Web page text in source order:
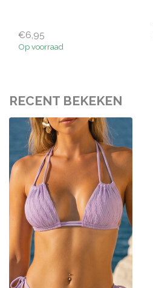
€6,95
Op voorraad
RECENT BEKEKEN